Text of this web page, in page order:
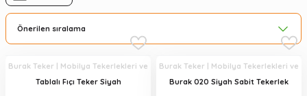
Burak Teker | Mobilya Tekerlekleri ve
Mobilya Aksesuarları
Tablalı Fıçı Teker Siyah
Burak Teker | Mobilya Tekerlekleri ve
Mobilya Aksesuarları
Burak 020 Siyah Sabit Tekerlek